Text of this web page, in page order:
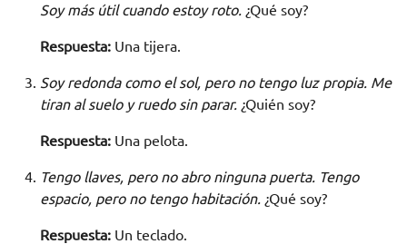
Soy más útil cuando estoy roto. ¿Qué soy?
Respuesta: Una tijera.
Soy redonda como el sol, pero no tengo luz propia. Me
tiran al suelo y ruedo sin parar. ¿Quién soy?
Respuesta: Una pelota.
Tengo llaves, pero no abro ninguna puerta. Tengo
espacio, pero no tengo habitación. ¿Qué soy?
Respuesta: Un teclado.